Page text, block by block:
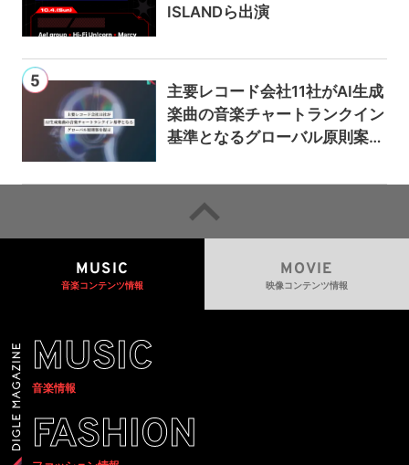
ISLANDら出演
主要レコード会社11社がAI生成
楽曲の音楽チャートランクイン
基準となるグローバル原則案を
るための統一的な枠組みを提案
MUSIC
音楽コンテンツ情報
MOVIE
映像コンテンツ情報
MUSIC
音楽情報
FASHION